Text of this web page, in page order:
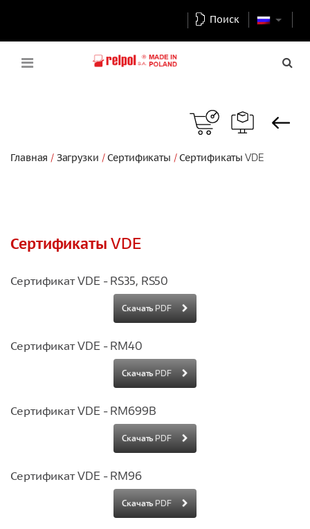
Поиск
Главная Загрузки Сертификаты Сертификаты VDE
Сертификаты VDE
Сертификат VDE - RS35, RS50
Скачать PDF
Сертификат VDE - RM40
Скачать PDF
Сертификат VDE - RM699B
Скачать PDF
Сертификат VDE - RM96
Скачать PDF